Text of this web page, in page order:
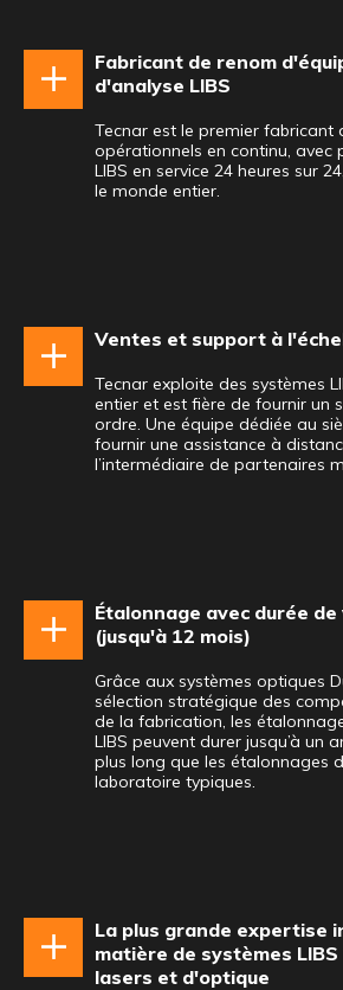
Fabricant de renom
d'analyse LIBS
Tecnar est le premier fabricant
opérationnels en continu, avec
LIBS en service 24 heures sur
le monde entier.
Ventes et support à
Tecnar exploite des systèmes
entier et est fière de fournir un
ordre. Une équipe dédiée au
fournir une assistance à
l’intermédiaire de partenaires
Étalonnage avec durée
(jusqu'à 12 mois)
Grâce aux systèmes optiques
sélection stratégique des
de la fabrication, les
LIBS peuvent durer jusqu’à un
plus long que les étalonnages
laboratoire typiques.
La plus grande expertise
matière de systèmes
lasers et d'optique